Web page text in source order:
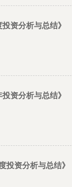
资分析与总结》
资分析与总结》
投资分析与总结》